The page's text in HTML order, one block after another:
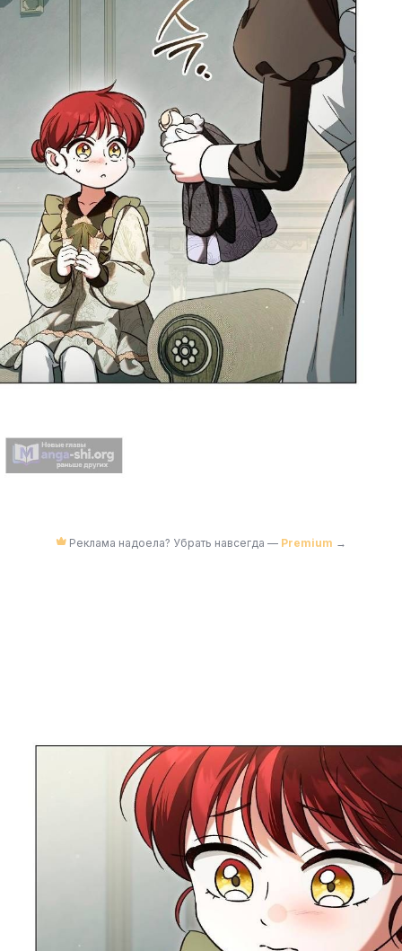
Реклама надоела? Убрать навсегда — Premium →